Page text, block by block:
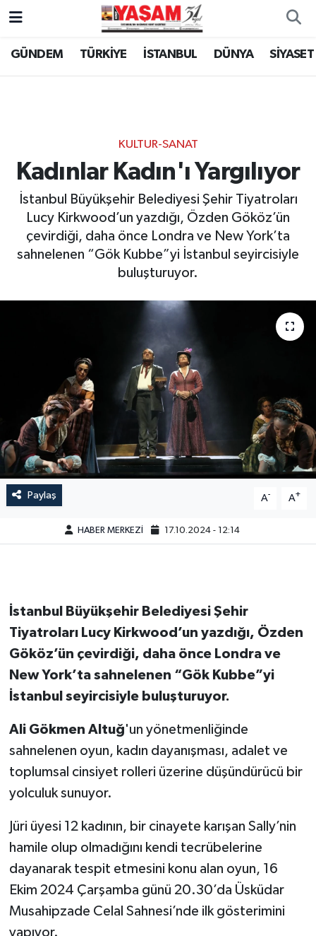
GÜNDEM TÜRKİYE İSTANBUL DÜNYA SİYASET
KULTUR-SANAT
Kadınlar Kadın'ı Yargılıyor
İstanbul Büyükşehir Belediyesi Şehir Tiyatroları
Lucy Kirkwood’un yazdığı, Özden Gököz’ün
çevirdiği, daha önce Londra ve New York’ta
sahnelenen “Gök Kubbe”yi İstanbul seyircisiyle
buluşturuyor.
Paylaş A- A+
HABER MERKEZİ 17.10.2024 - 12:14
İstanbul Büyükşehir Belediyesi Şehir
Tiyatroları Lucy Kirkwood’un yazdığı, Özden
Gököz’ün çevirdiği, daha önce Londra ve
New York’ta sahnelenen “Gök Kubbe”yi
İstanbul seyircisiyle buluşturuyor.
Ali Gökmen Altuğ'un yönetmenliğinde
sahnelenen oyun, kadın dayanışması, adalet ve
toplumsal cinsiyet rolleri üzerine düşündürücü bir
yolculuk sunuyor.
Jüri üyesi 12 kadının, bir cinayete karışan Sally’nin
hamile olup olmadığını kendi tecrübelerine
dayanarak tespit etmesini konu alan oyun, 16
Ekim 2024 Çarşamba günü 20.30’da Üsküdar
Musahipzade Celal Sahnesi’nde ilk gösterimini
yapıyor.